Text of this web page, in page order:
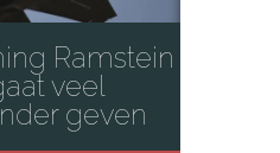
Ramstein
veel
geven